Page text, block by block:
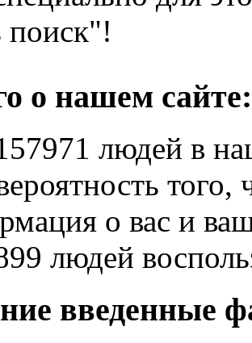
поиск"!
о нашем сайте:
людей в
того,
о вас и
людей
введенные